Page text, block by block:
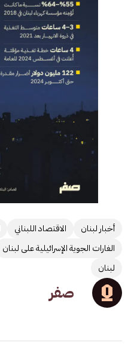
أخبار لبنان الاقتصاد اللبناني
الغارات الجوية الإسرائيلية على لبنان
لبنان
صفر